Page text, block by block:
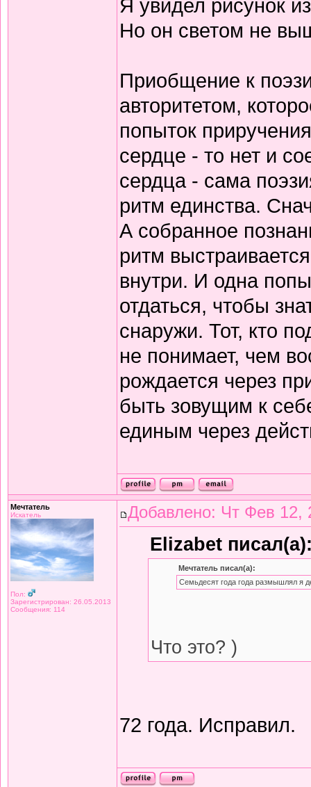
Я увидел рисунок
Но он светом не
Приобщение к
авторитетом,
попыток
сердце - то нет и
сердца - сама
ритм единства.
А собранное
ритм
внутри. И одна
отдаться, чтобы
снаружи. Тот, кто
не понимает, чем
рождается через
быть зовущим к
единым через
Мечтатель
Искатель
Пол:
Зарегистрирован: 26.05.2013
Сообщения: 114
Добавлено: Чт Фев 12,
Elizabet
Мечтатель писал(а):
Семьдесят года года размышлял я
Что это? )
72 года. Исправил.